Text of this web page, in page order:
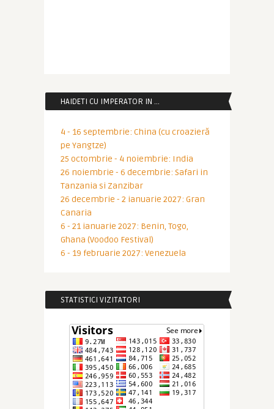
HAIDETI CU IMPERATOR IN …
4 - 16 septembrie: China (cu croazieră
pe Yangtze)
25 octombrie - 4 noiembrie: India
26 noiembrie - 6 decembrie: Safari in
Tanzania si Zanzibar
26 decembrie - 2 ianuarie 2027: Gran
Canaria
6 - 21 ianuarie 2027: Benin, Togo,
Ghana (Voodoo Festival)
6 - 19 februarie 2027: Venezuela
STATISTICI VIZITATORI